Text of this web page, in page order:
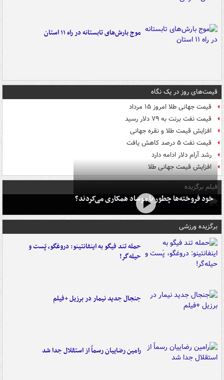
موج بارش‌های تابستانه در راه ۱۱ استان
قیمت‌های روز در یک نگاه
قیمت جهانی طلا امروز ۱۵ مرداد
قیمت نفت برنت به ۷۹ دلار رسید
افزایش قیمت طلا و نقره جهانی
قیمت نفت ۵ درصد کاهش یافت
رشد آرام دلار ادامه دارد
افزایش قیمت جهانی طلا
فیلم برگزیده
خود فروخته‌ها چطور با موساد همکاری می‌کردند؟
برگزیده ورزشی
حمله تند فیگو به اینفانتینو: دروغگو، پَست‌ و
حیله‌گر!
جنجال جدید نیمار در برزیل +فیلم
رامین رضاییان رسماً از استقلال جدا شد